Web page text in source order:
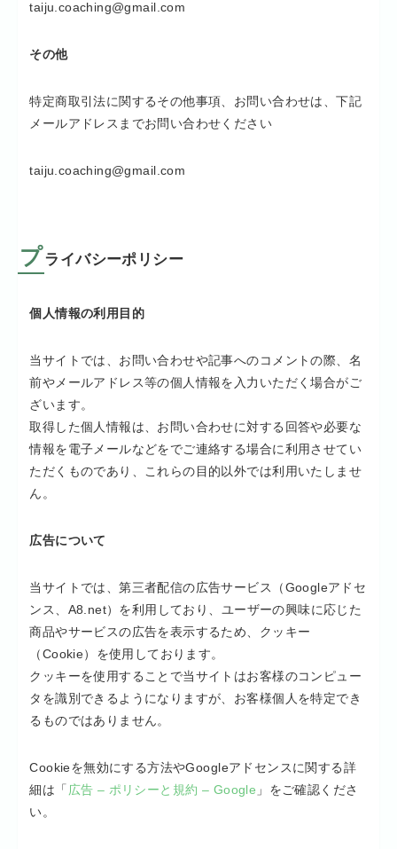
taiju.coaching@gmail.com
その他
特定商取引法に関するその他事項、お問い合わせは、下記
メールアドレスまでお問い合わせください
taiju.coaching@gmail.com
プライバシーポリシー
個人情報の利用目的
当サイトでは、お問い合わせや記事へのコメントの際、名
前やメールアドレス等の個人情報を入力いただく場合がご
ざいます。
取得した個人情報は、お問い合わせに対する回答や必要な
情報を電子メールなどをでご連絡する場合に利用させてい
ただくものであり、これらの目的以外では利用いたしませ
ん。
広告について
当サイトでは、第三者配信の広告サービス（Googleアドセ
ンス、A8.net）を利用しており、ユーザーの興味に応じた
商品やサービスの広告を表示するため、クッキー
（Cookie）を使用しております。
クッキーを使用することで当サイトはお客様のコンピュー
タを識別できるようになりますが、お客様個人を特定でき
るものではありません。
Cookieを無効にする方法やGoogleアドセンスに関する詳
細は「 広告 – ポリシーと規約 – Google 」をご確認くださ
い。